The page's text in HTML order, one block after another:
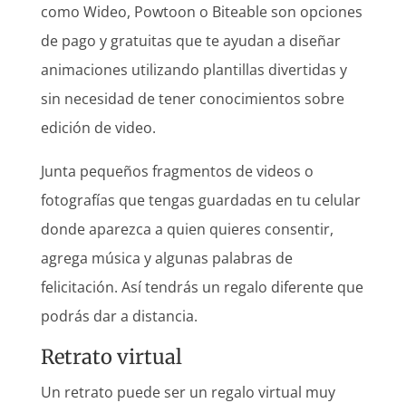
como Wideo, Powtoon o Biteable son opciones
de pago y gratuitas que te ayudan a diseñar
animaciones utilizando plantillas divertidas y
sin necesidad de tener conocimientos sobre
edición de video.
Junta pequeños fragmentos de videos o
fotografías que tengas guardadas en tu celular
donde aparezca a quien quieres consentir,
agrega música y algunas palabras de
felicitación. Así tendrás un regalo diferente que
podrás dar a distancia.
Retrato virtual
Un retrato puede ser un regalo virtual muy